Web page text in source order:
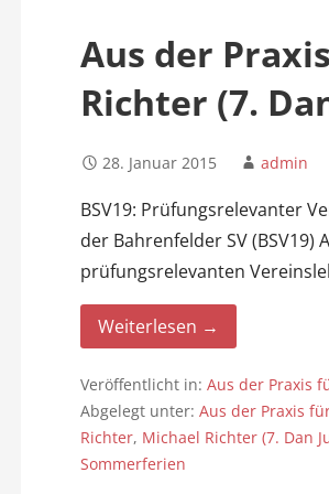
Aus der
Richter (7.
28. Januar 2015 admin
BSV19: Prüfungsrelevanter
der Bahrenfelder SV
prüfungsrelevanten
Weiterlesen →
Veröffentlicht in: Aus der Praxis
Abgelegt unter: Aus der Praxis
Richter, Michael Richter (7. Dan
Sommerferien